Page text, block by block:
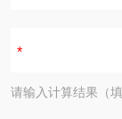
请输入计算结果（